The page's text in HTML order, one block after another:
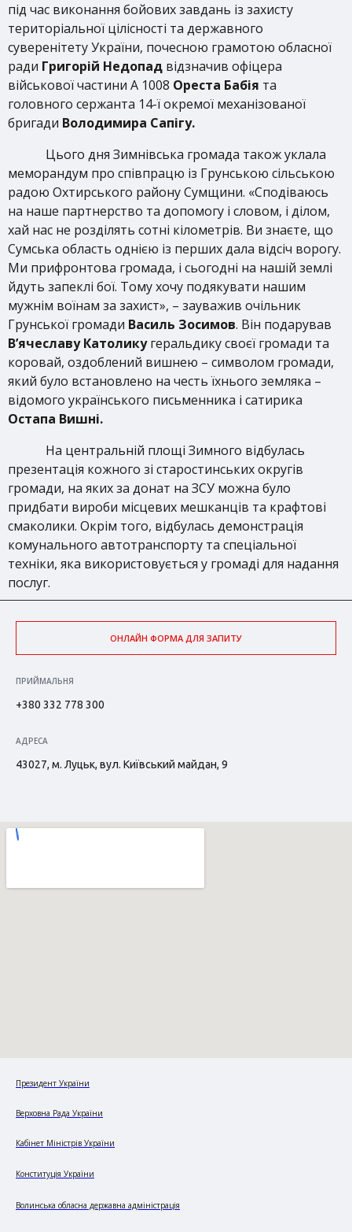
під час виконання бойових завдань із захисту
територіальної цілісності та державного
суверенітету України, почесною грамотою обласної
ради Григорій Недопад відзначив офіцера
військової частини А 1008 Ореста Бабія та
головного сержанта 14-ї окремої механізованої
бригади Володимира Сапігу.
Цього дня Зимнівська громада також уклала
меморандум про співпрацю із Грунською сільською
радою Охтирського району Сумщини. «Сподіваюсь
на наше партнерство та допомогу і словом, і ділом,
хай нас не розділять сотні кілометрів. Ви знаєте, що
Сумська область однією із перших дала відсіч ворогу.
Ми прифронтова громада, і сьогодні на нашій землі
йдуть запеклі бої. Тому хочу подякувати нашим
мужнім воїнам за захист», – зауважив очільник
Грунської громади Василь Зосимов. Він подарував
В’ячеславу Католикугеральдику своєї громади та
коровай, оздоблений вишнею – символом громади,
який було встановлено на честь їхнього земляка –
відомого українського письменника і сатирика
Остапа Вишні.
На центральній площі Зимного відбулась
презентація кожного зі старостинських округів
громади, на яких за донат на ЗСУ можна було
придбати вироби місцевих мешканців та крафтові
смаколики. Окрім того, відбулась демонстрація
комунального автотранспорту та спеціальної
техніки, яка використовується у громаді для надання
послуг.
ОНЛАЙН ФОРМА ДЛЯ ЗАПИТУ
ПРИЙМАЛЬНЯ
+380 332 778 300
АДРЕСА
43027, м. Луцьк, вул. Київський майдан, 9
Президент України
Верховна Рада України
Кабінет Міністрів України
Конституція України
Волинська обласна державна адміністрація